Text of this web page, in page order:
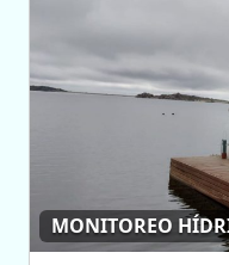
MONITOREO